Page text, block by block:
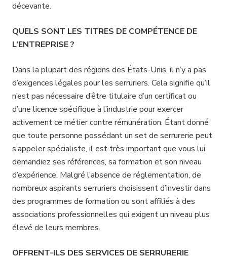
décevante.
QUELS SONT LES TITRES DE COMPÉTENCE DE
L’ENTREPRISE ?
Dans la plupart des régions des États-Unis, il n’y a pas
d’exigences légales pour les serruriers. Cela signifie qu’il
n’est pas nécessaire d’être titulaire d’un certificat ou
d’une licence spécifique à l’industrie pour exercer
activement ce métier contre rémunération. Étant donné
que toute personne possédant un set de serrurerie peut
s’appeler spécialiste, il est très important que vous lui
demandiez ses références, sa formation et son niveau
d’expérience. Malgré l’absence de réglementation, de
nombreux aspirants serruriers choisissent d’investir dans
des programmes de formation ou sont affiliés à des
associations professionnelles qui exigent un niveau plus
élevé de leurs membres.
OFFRENT-ILS DES SERVICES DE SERRURERIE